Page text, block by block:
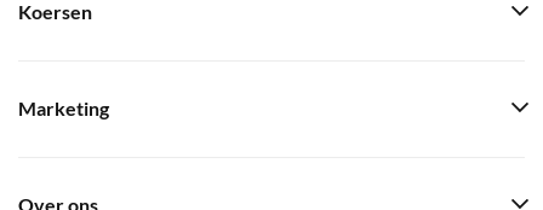
Koersen
Marketing
Over ons